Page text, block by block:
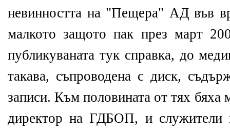
невинността на "Пещера" АД във
малкото защото пак през март
публикуваната тук справка, до
такава, съпроводена с диск,
записи. Към половината от тях
директор на ГДБОП, и